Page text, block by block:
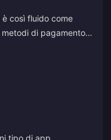
così fluido come
di pagamento
è lento a
quando i pagamenti
venissero